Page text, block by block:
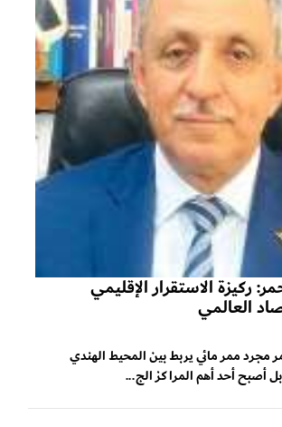
ركيزة الاستقرار الإقليمي
العالمي
مجرد ممر مائي يربط بين المحيط الهندي
أصبح أحد أهم المراكز الج...